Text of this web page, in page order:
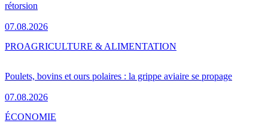
rétorsion
07.08.2026
Poulets, bovins et ours polaires : la grippe aviaire se propage
07.08.2026
PROAGRICULTURE & ALIMENTATION
ÉCONOMIE